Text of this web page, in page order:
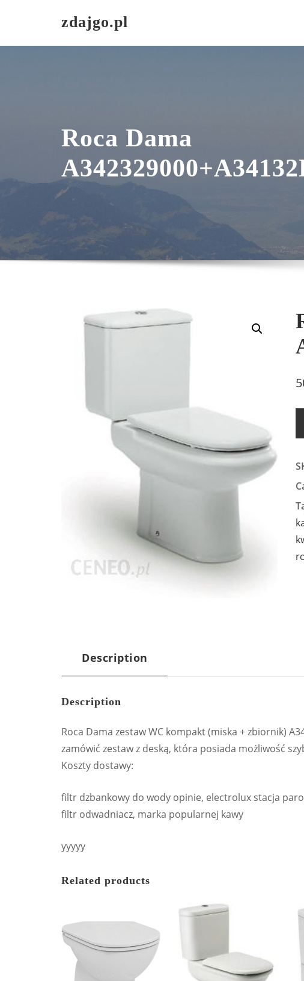
zdajgo.pl
Roca Dama
Description
Description
Roca Dama zestaw WC kompakt (miska + zbiornik)
zamówić zestaw z deską, która posiada możliwość
Koszty dostawy:
filtr dzbankowy do wody opinie, electrolux stacja
filtr odwadniacz, marka popularnej kawy
yyyyy
Related products